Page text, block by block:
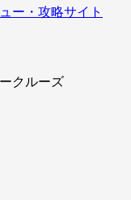
クルーズ